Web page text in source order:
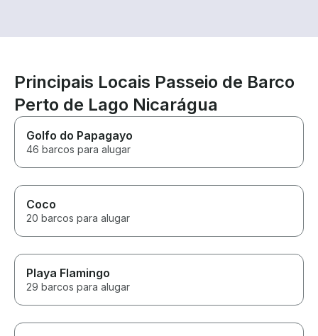
Principais Locais Passeio de Barco
Perto de Lago Nicarágua
Golfo do Papagayo
46 barcos para alugar
Coco
20 barcos para alugar
Playa Flamingo
29 barcos para alugar